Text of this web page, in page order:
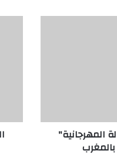
المهرجانية"
بالمغرب